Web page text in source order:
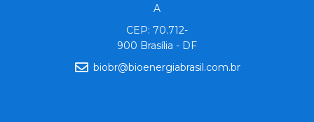
A
CEP: 70.712-
900 Brasília - DF
biobr@bioenergiabrasil.com.br